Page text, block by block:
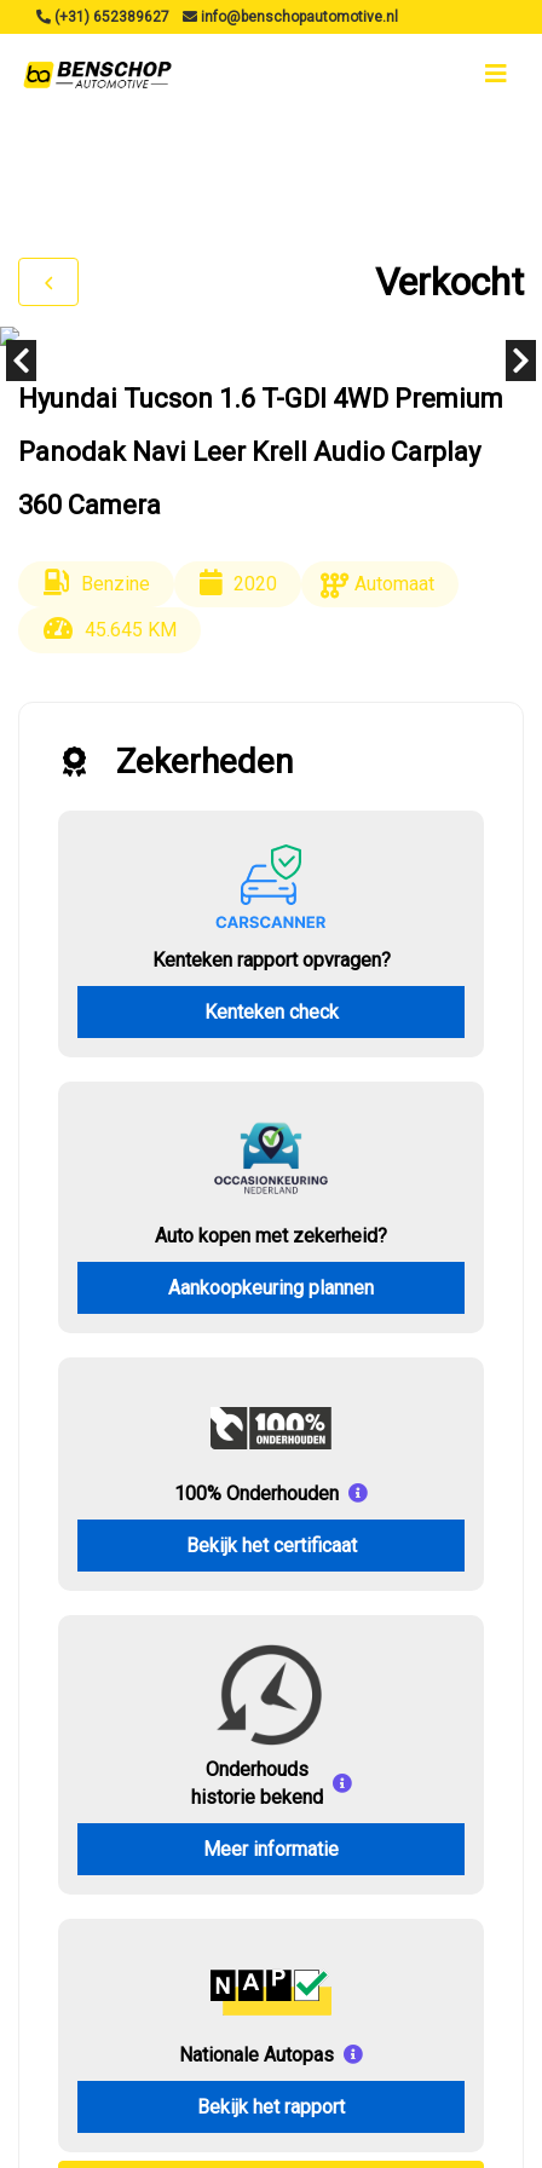
(+31) 652389627 info@benschopautomotive.nl
Verkocht
Hyundai Tucson 1.6 T-GDI 4WD Premium
Panodak Navi Leer Krell Audio Carplay
360 Camera
Benzine 2020
Automaat
45.645 KM
Zekerheden
Kenteken rapport opvragen?
Kenteken check
Auto kopen met zekerheid?
Aankoopkeuring plannen
100% Onderhouden
Bekijk het certificaat
Onderhouds
historie bekend
Meer informatie
Nationale Autopas
Bekijk het rapport